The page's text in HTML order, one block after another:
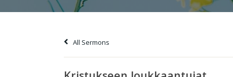
All Sermons